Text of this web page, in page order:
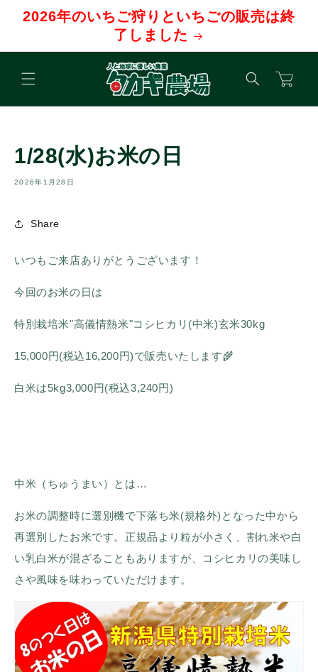
ンツに
2026年のいちご狩りといちごの販売は終
了しました
ー
1/28(水)お米の日
2026年1月28日
Share
いつもご来店ありがとうございます！
今回のお米の日は
特別栽培米"高儀情熱米"コシヒカリ(中米)玄米30kg
15,000円(税込16,200円)で販売いたします🌾
白米は5kg3,000円(税込3,240円)
中米（ちゅうまい）とは…
お米の調整時に選別機で下落ち米(規格外)となった中から
再選別したお米です。 正規品より粒が小さく、割れ米や白
い乳白米が混ざることもありますが、コシヒカリの美味し
さや風味を味わっていただけます。